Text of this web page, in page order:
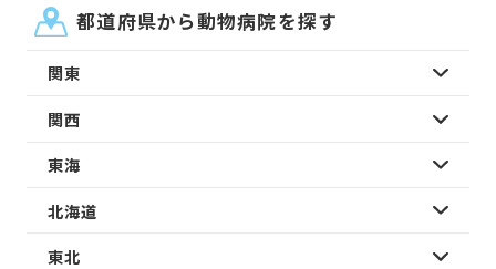
都道府県から動物病院を探す
関東
関西
東海
北海道
東北